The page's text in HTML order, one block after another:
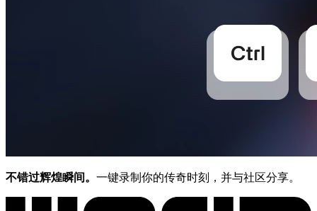
不错过辉煌瞬间。 一键录制你的传奇时刻，并与社区分享。